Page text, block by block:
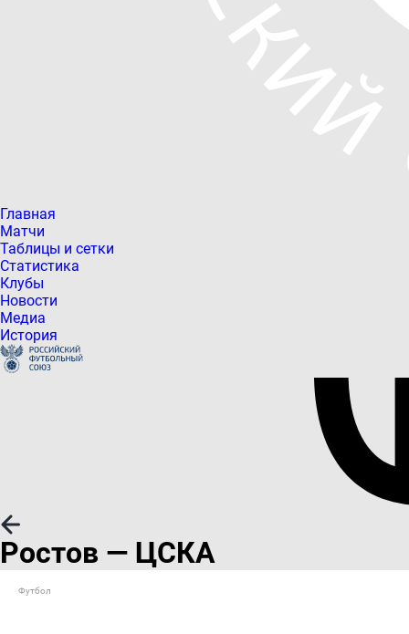
Главная
Матчи
Таблицы и сетки
Статистика
Клубы
Новости
Медиа
История
Ростов — ЦСКА
Футбол